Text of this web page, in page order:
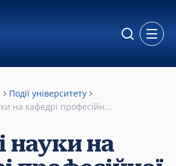
Події університету
на кафедрі професійн...
науки на